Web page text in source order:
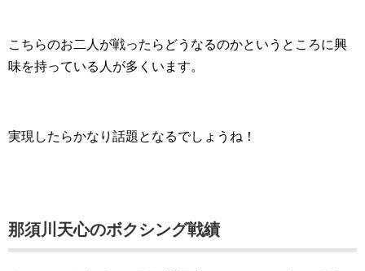
こちらのお二人が戦ったらどうなるのかというところに興
味を持っている人が多くいます。
実現したらかなり話題となるでしょうね！
那須川天心のボクシング戦績